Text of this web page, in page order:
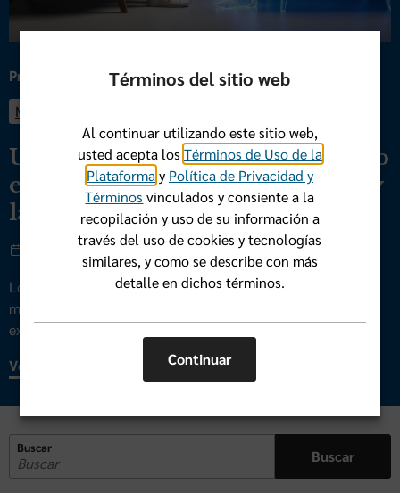
Presentando
Mental Well-Being
Un camino hacia el apoyo basado
en evidencia: Cómo navegar AI y
la salud mental
1 de mayo de 2026
Los desafíos de salud mental son más comunes de lo que
mucha gente cree. Uno de cada cinco estadounidenses
experimenta una condición de ...
Ver más
Buscar Buscar
Términos del sitio web
Al continuar utilizando este sitio web,
usted acepta los Términos de Uso de la
Plataformay Política de Privacidad y
Términos vinculados y consiente a la
recopilación y uso de su información a
través del uso de cookies y tecnologías
similares, y como se describe con más
detalle en dichos términos.
Continuar